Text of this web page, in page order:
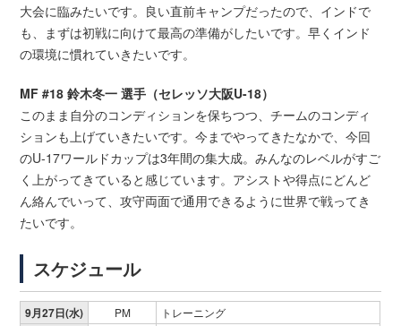
大会に臨みたいです。良い直前キャンプだったので、インドで
も、まずは初戦に向けて最高の準備がしたいです。早くインド
の環境に慣れていきたいです。
MF #18 鈴木冬一 選手（セレッソ大阪U-18）
このまま自分のコンディションを保ちつつ、チームのコンディ
ションも上げていきたいです。今までやってきたなかで、今回
のU-17ワールドカップは3年間の集大成。みんなのレベルがすご
く上がってきていると感じています。アシストや得点にどんど
ん絡んでいって、攻守両面で通用できるように世界で戦ってき
たいです。
スケジュール
9月27日(水) PM トレーニング